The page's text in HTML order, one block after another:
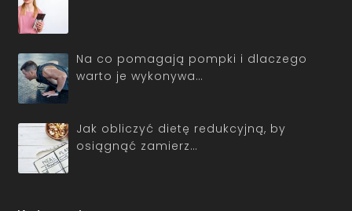
Na co pomagają pompki i dlaczego
warto je wykonywa…
Jak obliczyć dietę redukcyjną, by
osiągnąć zamierz…